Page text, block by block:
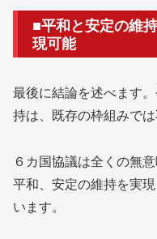
■平和と安定の維
現可能
最後に結論を述べます
持は、既存の枠組みでは
６カ国協議は全くの無
平和、安定の維持を実
います。